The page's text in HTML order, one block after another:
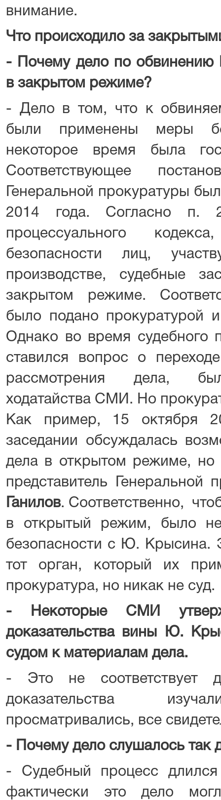
внимание.
Что происходило за
- Почему дело по
в закрытом режиме?
- Дело в том, что к
были применены меры
некоторое время была
Соответствующее
Генеральной прокуратуры
2014 года. Согласно п.
процессуального
безопасности лиц,
производстве, судебные
закрытом режиме.
было подано прокуратурой
Однако во время судебного
ставился вопрос о
рассмотрения дела,
ходатайства СМИ. Но
Как пример, 15 октября
заседании обсуждалась
дела в открытом режиме, но
представитель Генеральной
Ганилов. Соответственно,
в открытый режим, было
безопасности с Ю. Крысина.
тот орган, который их
прокуратура, но никак не суд.
- Некоторые СМИ
доказательства вины Ю.
судом к материалам дела.
- Это не соответствует
доказательства
просматривались, все
- Почему дело слушалось так
- Судебный процесс
фактически это дело